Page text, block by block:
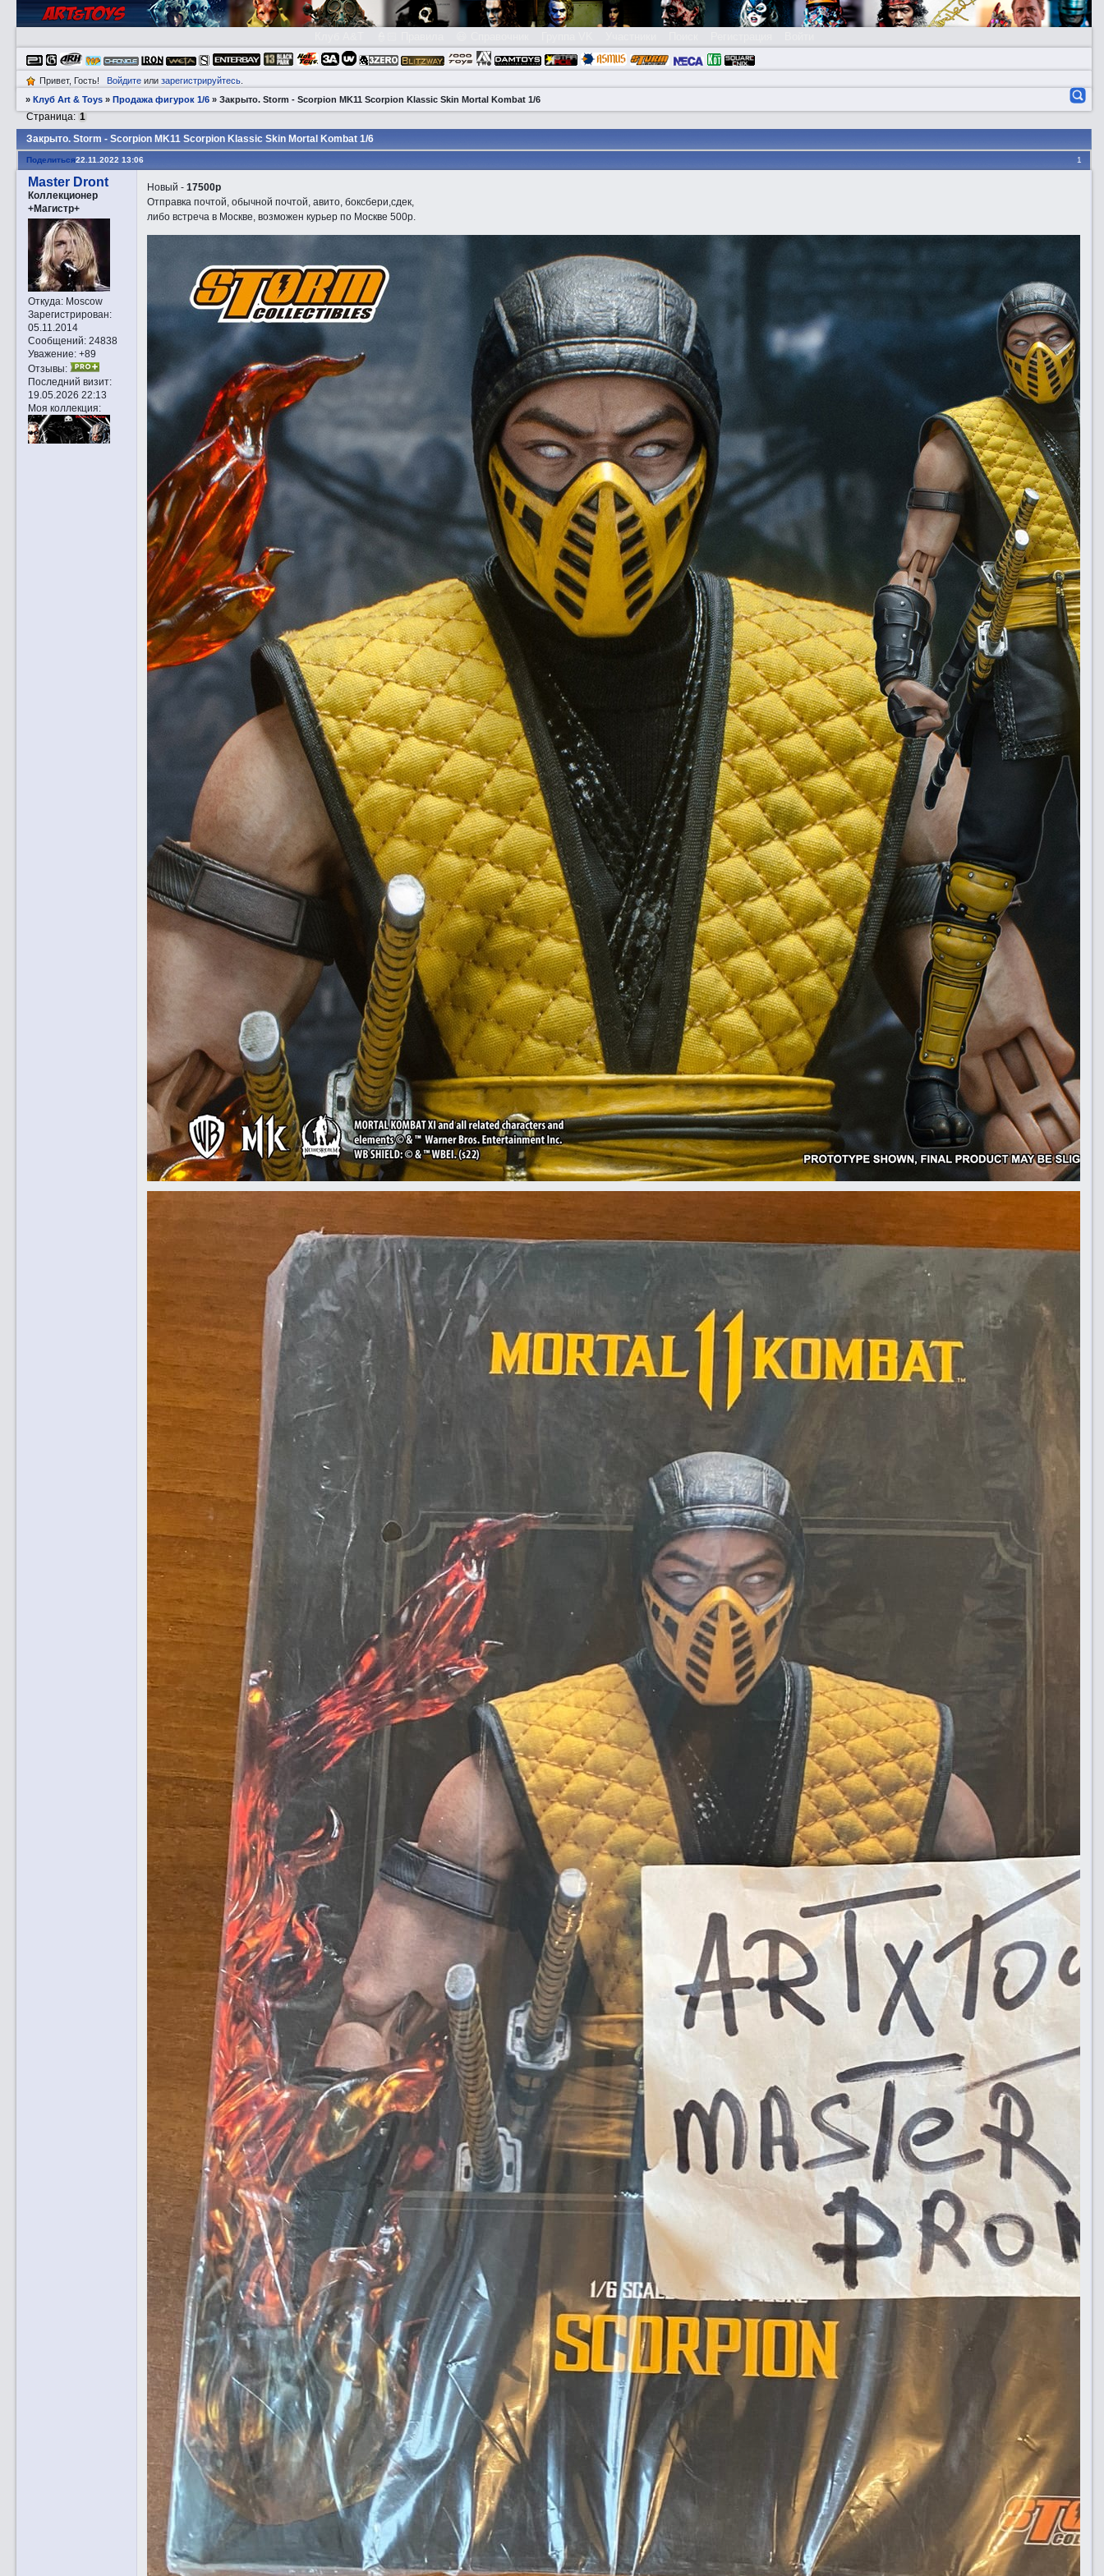
Привет, Гость! Войдитеили зарегистрируйтесь.
»Клуб Art & Toys »Продажа фигурок 1/6 »Закрытo. Storm - Scorpion MK11 Scorpion Klassic Skin Mortal Kombat 1/6
Закрытo. Storm - Scorpion MK11 Scorpion Klassic Skin Mortal Kombat 1/6
Страница: 1
Поделиться 1
22.11.2022 13:06
Master Dront
Коллекционер
+Магистр+
Откуда:Moscow
Зарегистрирован:
05.11.2014
Сообщений:24838
Уважение: +89
Отзывы:
Последний визит:
19.05.2026 22:13
Моя коллекция:
Новый - 17500р
Отправка почтой, обычной почтой, авито, боксбери,сдек,
либо встреча в Москве, возможен курьер по Москве 500р.